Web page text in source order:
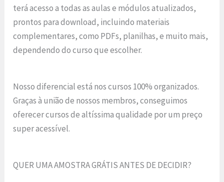
terá acesso a todas as aulas e módulos atualizados,
prontos para download, incluindo materiais
complementares, como PDFs, planilhas, e muito mais,
dependendo do curso que escolher.
Nosso diferencial está nos cursos 100% organizados.
Graças à união de nossos membros, conseguimos
oferecer cursos de altíssima qualidade por um preço
super acessível.
QUER UMA AMOSTRA GRÁTIS ANTES DE DECIDIR?